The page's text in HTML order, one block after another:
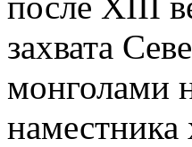
захвата
монголами